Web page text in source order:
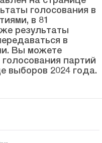
голосования в
в 81
результаты
в
Вы можете
партий
выборов 2024 года.